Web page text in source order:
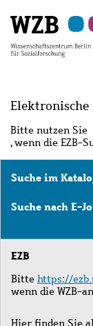
Hauptinhalt
springen
Navigation
springen
Suche
springen
springen
Fußzeile
springen
Bitte nutzen Sie
, wenn die EZB-
Suche im
Suche nach E-
EZB
Bitte https://
wenn die WZB-
Hier finden Sie